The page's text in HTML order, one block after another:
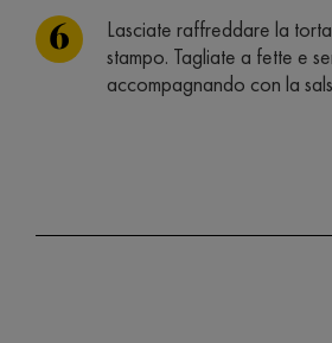
Lasciate raffreddare la
stampo. Tagliate a fette e
accompagnando con la